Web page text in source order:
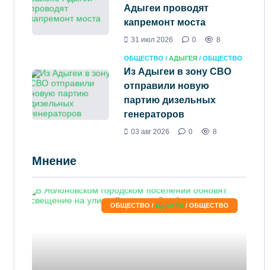
Адыгеи проводят
капремонт моста
31 июл 2026 0 8
ОБЩЕСТВО / АДЫГЕЯ / ОБЩЕСТВО
Из Адыгеи в зону СВО
отправили новую
партию дизельных
генераторов
03 авг 2026 0 8
Мнение
ОБЩЕСТВО / АДЫГЕЯ / ОБЩЕСТВО